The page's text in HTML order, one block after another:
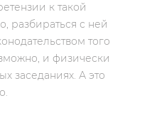
к такой
разбираться с ней
того
и физически
заседаниях. А это